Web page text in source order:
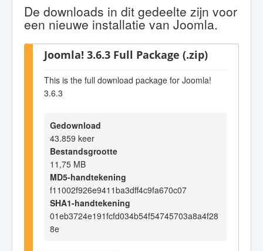
De downloads in dit gedeelte zijn voor
een nieuwe installatie van Joomla.
Joomla! 3.6.3 Full Package (.zip)
This is the full download package for Joomla!
3.6.3
Gedownload
43.859 keer
Bestandsgrootte
11,75 MB
MD5-handtekening
f11002f926e9411ba3dff4c9fa670c07
SHA1-handtekening
01eb3724e191fcfd034b54f54745703a8a4f28
8e